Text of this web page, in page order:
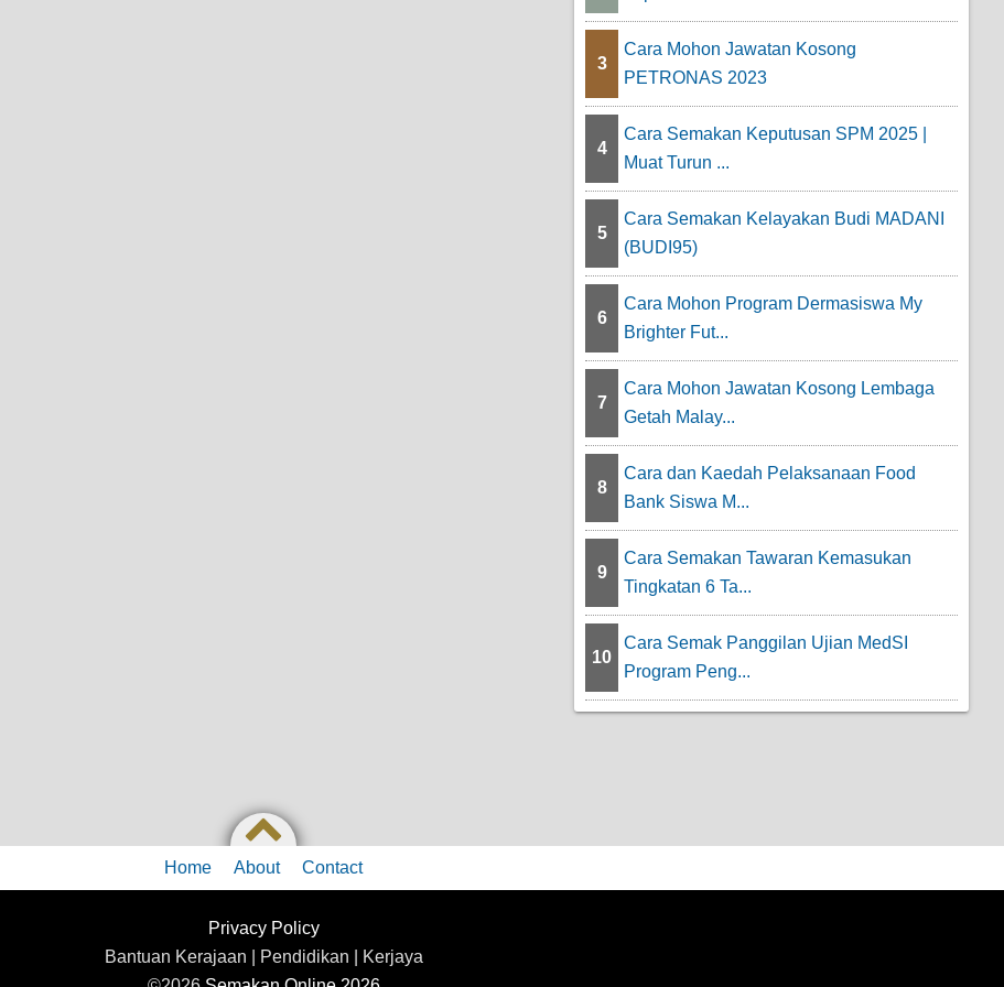
3
Cara Mohon Jawatan Kosong
PETRONAS 2023
4
Cara Semakan Keputusan SPM 2025 |
Muat Turun ...
5
Cara Semakan Kelayakan Budi MADANI
(BUDI95)
6
Cara Mohon Program Dermasiswa My
Brighter Fut...
7
Cara Mohon Jawatan Kosong Lembaga
Getah Malay...
8
Cara dan Kaedah Pelaksanaan Food
Bank Siswa M...
9
Cara Semakan Tawaran Kemasukan
Tingkatan 6 Ta...
10
Cara Semak Panggilan Ujian MedSI
Program Peng...
Home About Contact
Privacy Policy
Bantuan Kerajaan | Pendidikan | Kerjaya